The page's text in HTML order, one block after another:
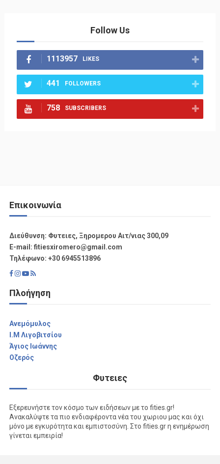
Follow Us
1113957 LIKES
441 FOLLOWERS
758 SUBSCRIBERS
Επικοινωνία
Διεύθυνση: Φυτειες, Ξηρομερου Αιτ/νιας 300,09
Ε-mail: fitiesxiromero@gmail.com
Τηλέφωνο: +30 6945513896
Πλοήγηση
Aνεμόμυλος
I.M Λιγοβιτσίου
Άγιος Ιωάννης
Οζερός
Φυτειες
Εξερευνήστε τον κόσμο των ειδήσεων με το fities.gr!
Ανακαλύψτε τα πιο ενδιαφέροντα νέα του χωριου μας και όχι
μόνο με εγκυρότητα και εμπιστοσύνη. Στο fities.gr η ενημέρωση
γίνεται εμπειρία!